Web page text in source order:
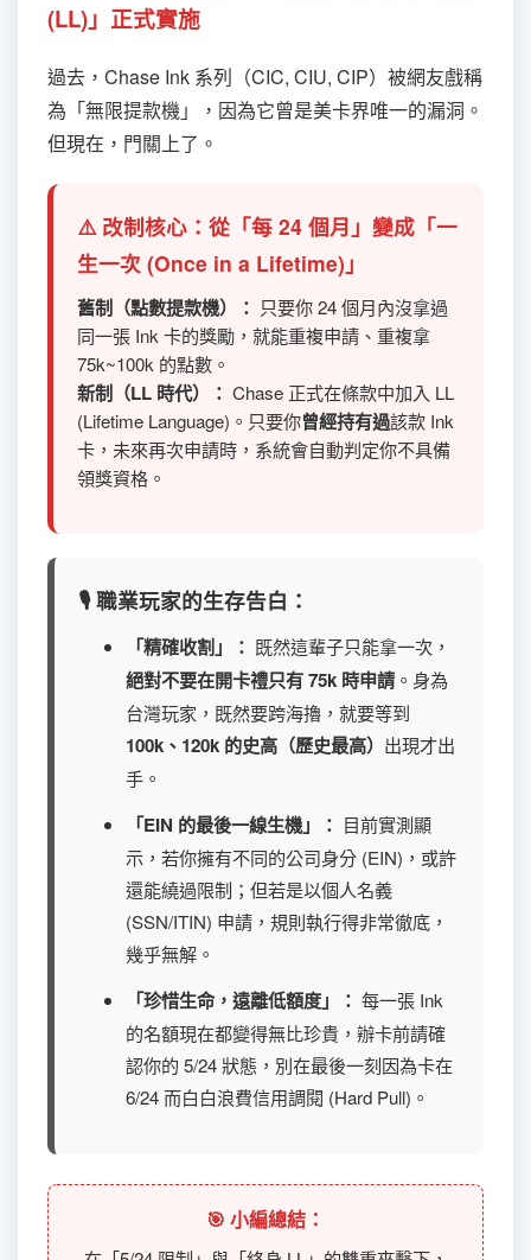
(LL)」正式實施
過去，Chase Ink 系列（CIC, CIU, CIP）被網友戲稱
為「無限提款機」，因為它曾是美卡界唯一的漏洞。
但現在，門關上了。
⚠️ 改制核心：從「每 24 個月」變成「一
生一次 (Once in a Lifetime)」
舊制（點數提款機）： 只要你 24 個月內沒拿過
同一張 Ink 卡的獎勵，就能重複申請、重複拿
75k~100k 的點數。
新制（LL 時代）： Chase 正式在條款中加入 LL
(Lifetime Language)。只要你曾經持有過該款 Ink
卡，未來再次申請時，系統會自動判定你不具備
領獎資格。
🎙️ 職業玩家的生存告白：
「精確收割」： 既然這輩子只能拿一次，
絕對不要在開卡禮只有 75k 時申請。身為
台灣玩家，既然要跨海擼，就要等到
100k、120k 的史高（歷史最高） 出現才出
手。
「EIN 的最後一線生機」： 目前實測顯
示，若你擁有不同的公司身分 (EIN)，或許
還能繞過限制；但若是以個人名義
(SSN/ITIN) 申請，規則執行得非常徹底，
幾乎無解。
「珍惜生命，遠離低額度」： 每一張 Ink
的名額現在都變得無比珍貴，辦卡前請確
認你的 5/24 狀態，別在最後一刻因為卡在
6/24 而白白浪費信用調閱 (Hard Pull)。
🎯 小編總結：